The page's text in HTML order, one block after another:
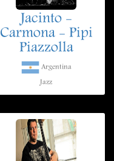
Jacinto -
Carmona - Pipi
Piazzolla
Argentina
Jazz